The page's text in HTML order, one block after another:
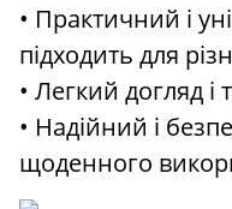
• Практичний і
підходить для
• Легкий догляд
• Надійний і
щоденного